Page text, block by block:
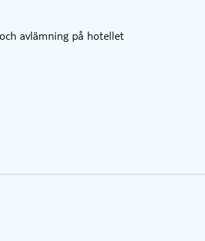
avlämning på hotellet